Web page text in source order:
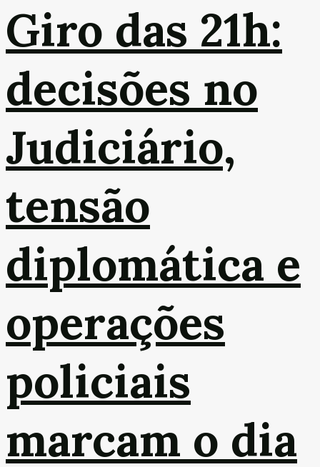
Giro das 21h:
decisões no
Judiciário,
tensão
diplomática e
operações
policiais
marcam o dia